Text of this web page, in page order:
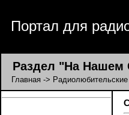
Портал для
Раздел "На Нашем
Главная ->